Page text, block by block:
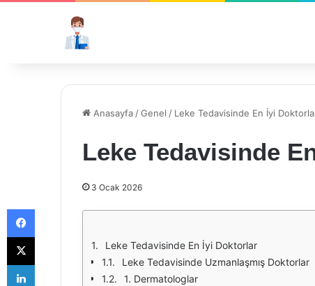
Anasayfa /Genel / Leke Tedavisinde En İyi
Leke Tedavisinde
3 Ocak 2026
Leke Tedavisinde En İyi Doktorlar
Leke Tedavisinde Uzmanlaşmış Doktorlar
1. Dermatologlar
Facebook
X
LinkedIn